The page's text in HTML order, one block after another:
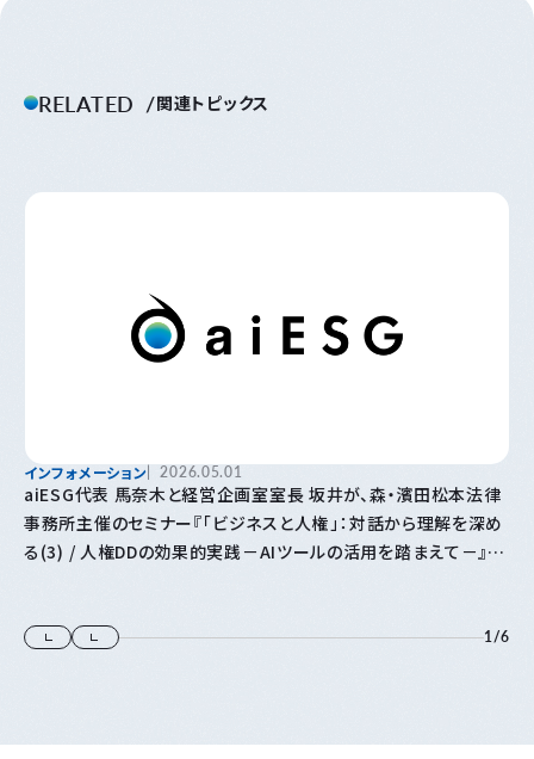
RELATED 関連トピックス
インフォメーション 2026.05.01
aiESG代表 馬奈木と経営企画室室長 坂井が、森・濱田松本法律
事務所主催のセミナー『「⁠ビジネスと人権⁠」⁠：対話から理解を深め
る(3) / 人権DDの効果的実践－AIツールの活用を踏まえて－』に
1/6